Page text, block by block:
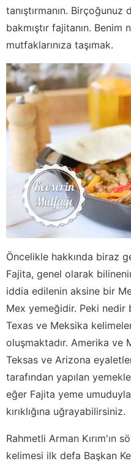
tanıştırmanın. Birçoğunuz
bakmıştır fajitanın. Benim
mutfaklarınıza taşımak.
Öncelikle hakkında biraz
Fajita, genel olarak
iddia edilenin aksine bir
Mex yemeğidir. Peki nedir
Texas ve Meksika
oluşmaktadır. Amerika ve
Teksas ve Arizona
tarafından yapılan
eğer Fajita yeme
kırıklığına uğrayabilirsiniz.
Rahmetli Arman Kırım'ın
kelimesi ilk defa Başkan